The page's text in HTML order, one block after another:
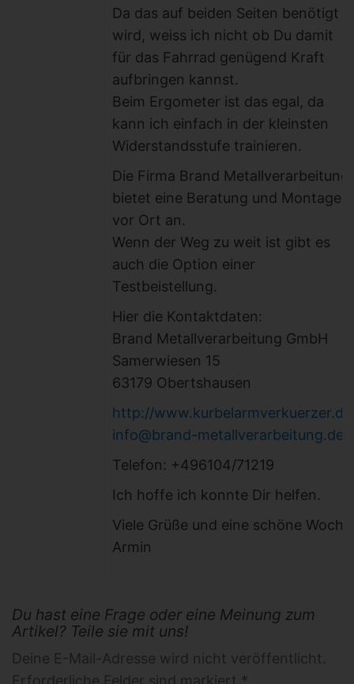
Da das auf beiden Seiten benötigt
wird, weiss ich nicht ob Du damit
für das Fahrrad genügend Kraft
aufbringen kannst.
Beim Ergometer ist das egal, da
kann ich einfach in der kleinsten
Widerstandsstufe trainieren.
Die Firma Brand Metallverarbeitung
bietet eine Beratung und Montage
vor Ort an.
Wenn der Weg zu weit ist gibt es
auch die Option einer
Testbeistellung.
Hier die Kontaktdaten:
Brand Metallverarbeitung GmbH
Samerwiesen 15
63179 Obertshausen
http://www.kurbelarmverkuerzer.de
info@brand-metallverarbeitung.de
Telefon: +496104/71219
Ich hoffe ich konnte Dir helfen.
Viele Grüße und eine schöne Woche
Armin
Du hast eine Frage oder eine Meinung zum
Artikel? Teile sie mit uns!
Deine E-Mail-Adresse wird nicht veröffentlicht.
Erforderliche Felder sind markiert *